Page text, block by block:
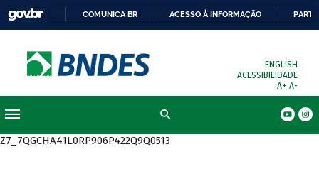
COMUNICA BR ACESSO À INFORMAÇÃO
ENGLISH
ACESSIBILIDADE
A+ A-
Z7_7QGCHA41L0RP906P422Q9Q0513